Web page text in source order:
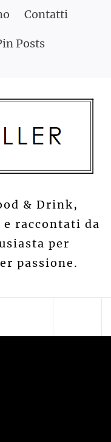
Contatti
Posts
& Drink,
raccontati da
per
passione.